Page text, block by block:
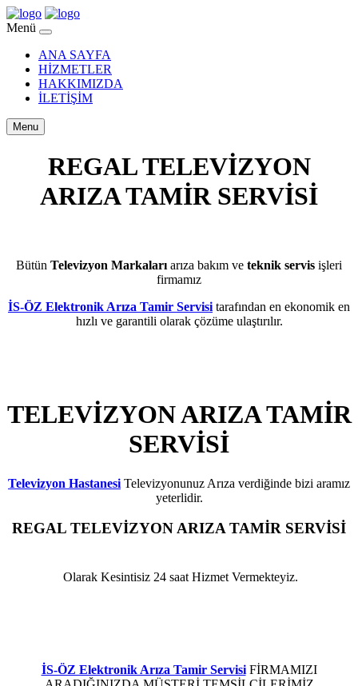
Menü
ANA SAYFA
HİZMETLER
HAKKIMIZDA
İLETİŞİM
Menu
REGAL TELEVİZYON
ARIZA TAMİR SERVİSİ
Bütün Televizyon Markaları arıza bakım ve teknik servis işleri
firmamız
İS-ÖZ Elektronik Arıza Tamir Servisi tarafından en ekonomik en
hızlı ve garantili olarak çözüme ulaştırılır.
TELEVİZYON ARIZA TAMİR
SERVİSİ
Televizyon Hastanesi Televizyonunuz Arıza verdiğinde bizi aramız
yeterlidir.
REGAL TELEVİZYON ARIZA TAMİR SERVİSİ
Olarak Kesintisiz 24 saat Hizmet Vermekteyiz.
İS-ÖZ Elektronik Arıza Tamir ServisiFİRMAMIZI